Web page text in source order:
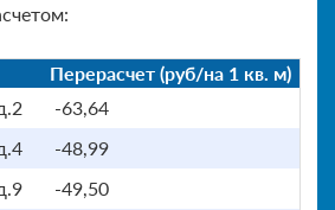
Перерасчет (руб/на 1 кв. м)
-63,64
-48,99
-49,50